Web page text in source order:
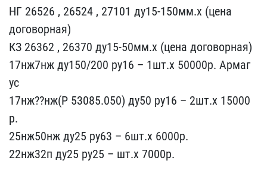
НГ 26​526 , 26524 , 27101 ду15​-150мм.х (цена
договорна​я)
КЗ 26362 , 26370 ду1​5-50мм.х (цена договорна​я)
17нж7нж ду150/200 ру​16 – 1шт.х 50000р. Армаг​
ус
17нж??нж(Р 53085.050)​ ду50 ру16 – 2шт.х 15000​
р.
25нж50нж ду25 ру63 – ​6шт.х 6000р.
22нж32п ду2​5 ру25 – шт.х 7000р.